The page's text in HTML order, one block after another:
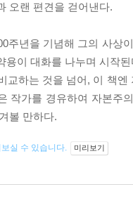
오랜 편견을 걷어낸다.
주년을 기념해 그의 사상
용이 대화를 나누며 시작
교하는 것을 넘어, 이 책
작가를 경유하여 자본주
볼 만하다.
실 수 있습니다. 미리보기